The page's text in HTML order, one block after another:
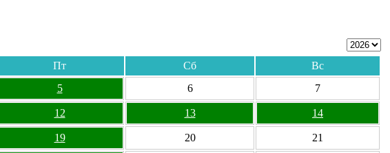
Пт Сб
Вс
5 6 7
12 13 14
19 20 21